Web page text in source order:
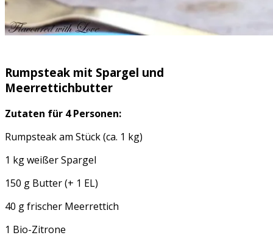
Rumpsteak mit Spargel und
Meerrettichbutter
Zutaten für 4 Personen:
Rumpsteak am Stück (ca. 1 kg)
1 kg weißer Spargel
150 g Butter (+ 1 EL)
40 g frischer Meerrettich
1 Bio-Zitrone